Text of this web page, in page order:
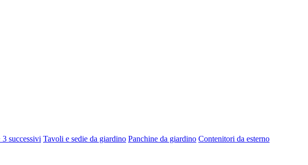
3 successivi Tavoli e sedie da giardino Panchine da giardino Contenitori da esterno